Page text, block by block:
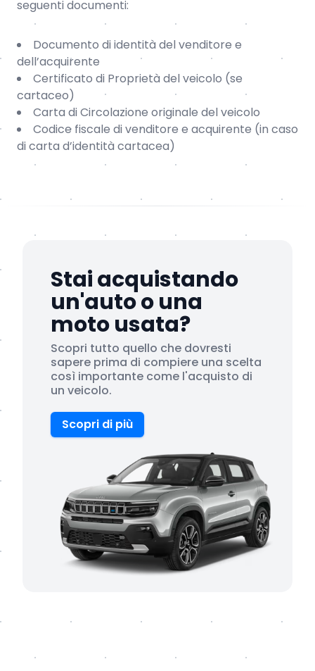
seguenti documenti:
Documento di identità del venditore e
dell’acquirente
Certificato di Proprietà del veicolo (se
cartaceo)
Carta di Circolazione originale del veicolo
Codice fiscale di venditore e acquirente (in caso
di carta d’identità cartacea)
Stai acquistando
un'auto o una
moto usata?
Scopri tutto quello che dovresti
sapere prima di compiere una scelta
così importante come l'acquisto di
un veicolo.
Scopri di più